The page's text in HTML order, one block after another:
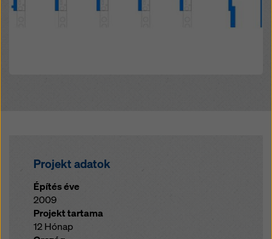
Projekt adatok
Építés éve
2009
Projekt tartama
12 Hónap